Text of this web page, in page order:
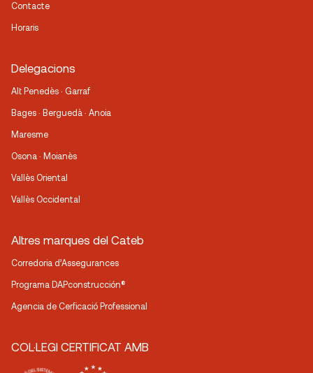
Contacte
Horaris
Delegacions
Alt Penedès · Garraf
Bages · Berguedà · Anoia
Maresme
Osona · Moianès
Vallès Oriental
Vallès Occidental
Altres marques del Cateb
Corredoria d’Assegurances
Programa DAPconstrucción®
Agencia de Cerficació Professional
COL·LEGI CERTIFICAT AMB